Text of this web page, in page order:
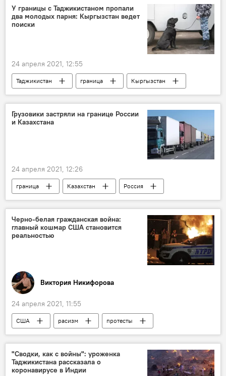
У границы с Таджикистаном пропали
два молодых парня: Кыргызстан ведет
поиски
24 апреля 2021, 12:55
Таджикистан граница Кыргызстан
Грузовики застряли на границе России
и Казахстана
24 апреля 2021, 12:26
граница Казахстан Россия
Черно-белая гражданская война:
главный кошмар США становится
реальностью
Виктория Никифорова
24 апреля 2021, 11:55
США расизм
протесты
Колумнисты
"Сводки, как с войны": уроженка
Таджикистана рассказала о
коронавирусе в Индии